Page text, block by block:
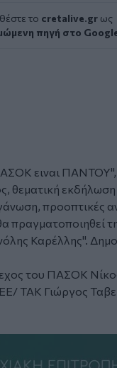
το cretalive.gr ως
πηγή στο
ειναι ΠΑΝΤΟΥ",
θεματική
προοπτικές
πραγματοποιηθεί
Καρέλλης".
του ΠΑΣΟΚ
ΤΑΚ Γιώργος